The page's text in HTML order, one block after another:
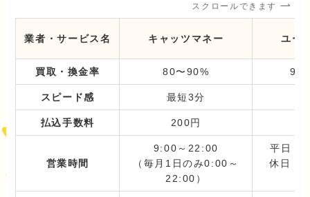
スクロールできます
業者・サービス名 キャッツマネー ユー
買取・換金率 80〜90% 94
スピード感 最短3分
払込手数料 200円
営業時間
9:00～22:00
（毎月1日のみ0:00～
22:00）
平日：
休日・